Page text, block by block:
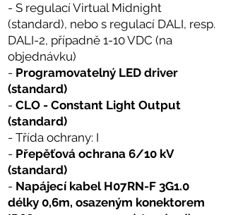
- S regulací Virtual Midnight
(standard), nebo s regulací DALI, resp.
DALI-2, případně 1-10 VDC (na
objednávku)
- Programovatelný LED driver
(standard)
- CLO - Constant Light Output
(standard)
- Třída ochrany: I
- Přepěťová ochrana 6/10 kV
(standard)
- Napájecí kabel H07RN-F 3G1.0
délky 0,6m, osazeným konektorem